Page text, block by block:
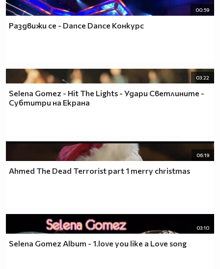
00:59
Раздвижи се - Dance Dance Конкурс
03:22
Selena Gomez - Hit The Lights - Удари Светлините -
Субтитри на Екрана
06:19
Ahmed The Dead Terrorist part 1 merry christmas
03:10
Selena Gomez Album - 1.love you like a Love song